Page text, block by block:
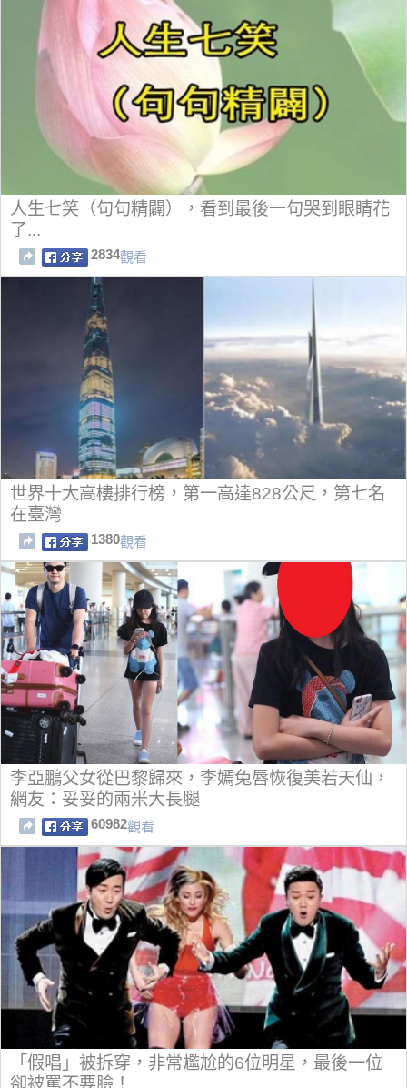
人生七笑（句句精闢），看到最後一句哭到眼睛花
了...
2834觀看
世界十大高樓排行榜，第一高達828公尺，第七名
在臺灣
1380觀看
李亞鵬父女從巴黎歸來，李嫣兔唇恢復美若天仙，
網友：妥妥的兩米大長腿
60982觀看
「假唱」被拆穿，非常尷尬的6位明星，最後一位
卻被罵不要臉！